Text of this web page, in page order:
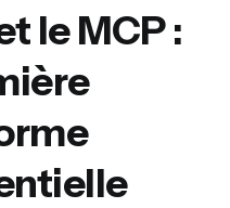
le MCP :